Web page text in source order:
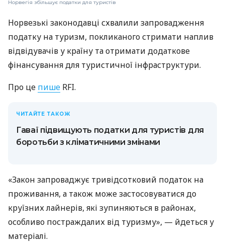
Норвегія збільшує податки для туристів
Норвезькі законодавці схвалили запровадження
податку на туризм, покликаного стримати наплив
відвідувачів у країну та отримати додаткове
фінансування для туристичної інфраструктури.
Про це пише RFI.
ЧИТАЙТЕ ТАКОЖ
Гаваї підвищують податки для туристів для
боротьби з кліматичними змінами
«Закон запроваджує тривідсотковий податок на
проживання, а також може застосовуватися до
круїзних лайнерів, які зупиняються в районах,
особливо постраждалих від туризму», — йдеться у
матеріалі.